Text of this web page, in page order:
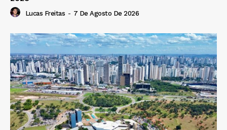
Lucas Freitas - 7 De Agosto De 2026